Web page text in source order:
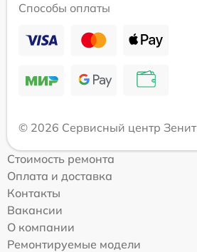
Способы оплаты
© 2026 Сервисный центр Зенит
Стоимость ремонта
Оплата и доставка
Контакты
Вакансии
О компании
Ремонтируемые модели